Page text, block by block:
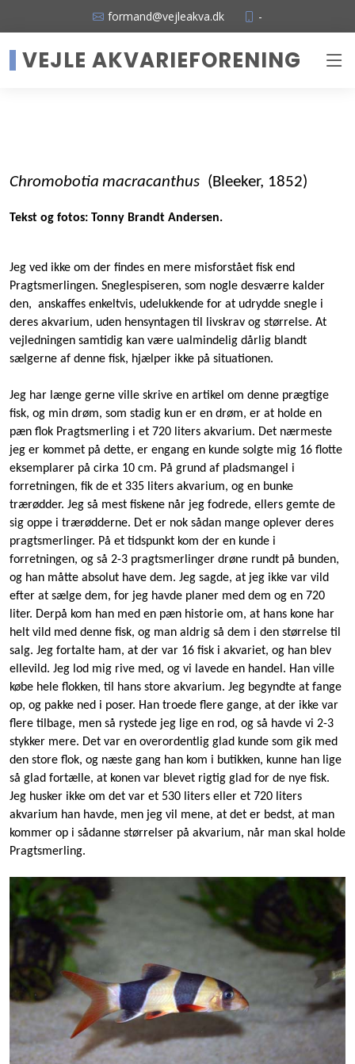
formand@vejleakva.dk -
VEJLE AKVARIEFORENING
Chromobotia macracanthus (Bleeker, 1852)
Tekst og fotos: Tonny Brandt Andersen.
Jeg ved ikke om der findes en mere misforstået fisk end
Pragtsmerlingen. Sneglespiseren, som nogle desværre kalder
den, anskaffes enkeltvis, udelukkende for at udrydde snegle i
deres akvarium, uden hensyntagen til livskrav og størrelse. At
vejledningen samtidig kan være ualmindelig dårlig blandt
sælgerne af denne fisk, hjælper ikke på situationen.
Jeg har længe gerne ville skrive en artikel om denne prægtige
fisk, og min drøm, som stadig kun er en drøm, er at holde en
pæn flok Pragtsmerling i et 720 liters akvarium. Det nærmeste
jeg er kommet på dette, er engang en kunde solgte mig 16 flotte
eksemplarer på cirka 10 cm. På grund af pladsmangel i
forretningen, fik de et 335 liters akvarium, og en bunke
trærødder. Jeg så mest fiskene når jeg fodrede, ellers gemte de
sig oppe i trærødderne. Det er nok sådan mange oplever deres
pragtsmerlinger. På et tidspunkt kom der en kunde i
forretningen, og så 2-3 pragtsmerlinger drøne rundt på bunden,
og han måtte absolut have dem. Jeg sagde, at jeg ikke var vild
efter at sælge dem, for jeg havde planer med dem og en 720
liter. Derpå kom han med en pæn historie om, at hans kone har
helt vild med denne fisk, og man aldrig så dem i den størrelse til
salg. Jeg fortalte ham, at der var 16 fisk i akvariet, og han blev
ellevild. Jeg lod mig rive med, og vi lavede en handel. Han ville
købe hele flokken, til hans store akvarium. Jeg begyndte at fange
op, og pakke ned i poser. Han troede flere gange, at der ikke var
flere tilbage, men så rystede jeg lige en rod, og så havde vi 2-3
stykker mere. Det var en overordentlig glad kunde som gik med
den store flok, og næste gang han kom i butikken, kunne han lige
så glad fortælle, at konen var blevet rigtig glad for de nye fisk.
Jeg husker ikke om det var et 530 liters eller et 720 liters
akvarium han havde, men jeg vil mene, at det er bedst, at man
kommer op i sådanne størrelser på akvarium, når man skal holde
Pragtsmerling.